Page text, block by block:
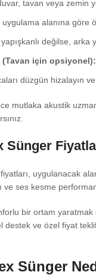
tavan veya zemin
alanına göre
değilse, arka
için opsiyonel):
düzgün hizalayın
mutlaka akustik
uygulanacak
ve ses kesme
bir ortam
ve özel fiyat
Sünger